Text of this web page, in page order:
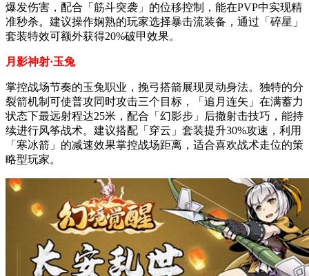
爆发伤害，配合「筋斗突袭」的位移控制，能在PVP中实现精
准秒杀。建议操作娴熟的玩家选择暴击流装备，通过「碎星」
套装特效可额外获得20%破甲效果。
月影神射·玉兔
掌控战场节奏的玉兔职业，挽弓搭箭展现灵动身法。独特的分
裂箭机制可使普攻同时攻击三个目标，「追月连矢」在满蓄力
状态下最远射程达25米，配合「幻影步」后撤射击技巧，能持
续进行风筝战术。建议搭配「穿云」套装提升30%攻速，利用
「寒冰箭」的减速效果掌控战场距离，适合喜欢战术走位的策
略型玩家。